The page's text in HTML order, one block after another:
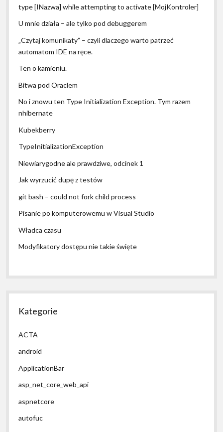
type [INazwa] while attempting to activate [MojKontroler]
U mnie działa – ale tylko pod debuggerem
„Czytaj komunikaty” – czyli dlaczego warto patrzeć
automatom IDE na ręce.
Ten o kamieniu.
Bitwa pod Oraclem
No i znowu ten Type Initialization Exception. Tym razem
nhibernate
Kubekberry
TypeInitializationException
Niewiarygodne ale prawdziwe, odcinek 1
Jak wyrzucić dupę z testów
git bash – could not fork child process
Pisanie po komputerowemu w Visual Studio
Władca czasu
Modyfikatory dostępu nie takie święte
Kategorie
ACTA
android
ApplicationBar
asp_net_core_web_api
aspnetcore
autofuc